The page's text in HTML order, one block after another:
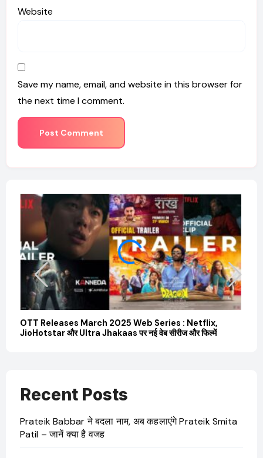
Website
Save my name, email, and website in this browser for
the next time I comment.
OTT Releases March 2025 Web Series : Netflix,
JioHotstar और Ultra Jhakaas पर नई वेब सीरीज और फिल्में
Recent Posts
Prateik Babbar ने बदला नाम, अब कहलाएंगे Prateik Smita
Patil – जानें क्या है वजह